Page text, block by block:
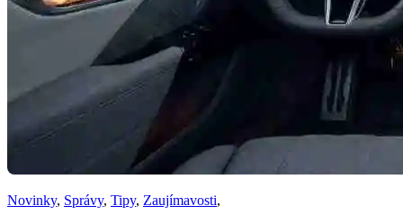
Novinky, Správy, Tipy, Zaujímavosti,